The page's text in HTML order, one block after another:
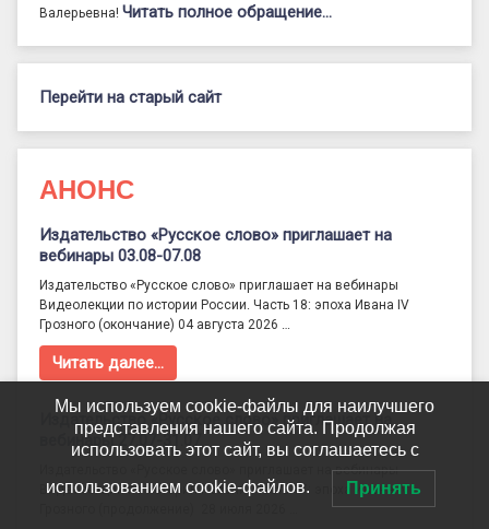
Валерьевна! Читать полное обращение…
Перейти на старый сайт
АНОНС
Издательство «Русское слово» приглашает на
вебинары 03.08-07.08
Издательство «Русское слово» приглашает на вебинары
Видеолекции по истории России. Часть 18: эпоха Ивана IV
Грозного (окончание) 04 августа 2026 …
Читать далее…
Издательство «Русское слово» приглашает на
вебинары 27.07-31.07
Издательство «Русское слово» приглашает на вебинары
Видеолекции по истории России. Часть 17: эпоха Ивана IV
Мы используем cookie-файлы для наилучшего
представления нашего сайта. Продолжая
использовать этот сайт, вы соглашаетесь с
использованием cookie-файлов. Принять